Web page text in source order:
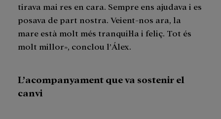
tirava mai res en cara. Sempre ens ajudava i es
posava de part nostra. Veient-nos ara, la
mare està molt més tranquil·la i feliç. Tot és
molt millor», conclou l’Álex.
L’acompanyament que va sostenir el
canvi